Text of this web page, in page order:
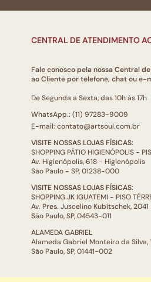
CENTRAL DE ATENDIMENTO
Fale conosco pela nossa Central
ao Cliente por telefone, chat ou e-
De Segunda a Sexta, das 10h às 17h
WhatsApp.: (11) 97283-9009
E-mail: contato@artsoul.com.br
VISITE NOSSAS LOJAS FÍSICAS:
SHOPPING PÁTIO HIGIENÓPOLIS -
Av. Higienópolis, 618 - Higienópolis
São Paulo - SP, 01238-000
VISITE NOSSAS LOJAS FÍSICAS:
SHOPPING JK IGUATEMI - PISO
Av. Pres. Juscelino Kubitschek, 2041
São Paulo, SP, 04543-011
ALAMEDA GABRIEL
Alameda Gabriel Monteiro da Silva,
São Paulo, SP, 01441-002